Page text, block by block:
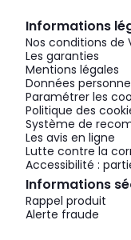
Informations
Nos conditions de
Les garanties
Mentions légales
Données
Paramétrer les
Politique des
Système de
Les avis en ligne
Lutte contre la
Accessibilité :
Informations
Rappel produit
Alerte fraude